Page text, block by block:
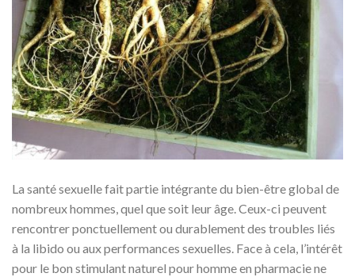
La santé sexuelle fait partie intégrante du bien-être global de
nombreux hommes, quel que soit leur âge. Ceux-ci peuvent
rencontrer ponctuellement ou durablement des troubles liés
à la libido ou aux performances sexuelles. Face à cela, l’intérêt
pour le bon stimulant naturel pour homme en pharmacie ne